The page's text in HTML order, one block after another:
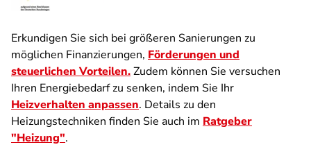
Erkundigen Sie sich bei größeren Sanierungen zu
möglichen Finanzierungen, Förderungen und
steuerlichen Vorteilen.Zudem können Sie versuchen
Ihren Energiebedarf zu senken, indem Sie Ihr
Heizverhalten anpassen. Details zu den
Heizungstechniken finden Sie auch im Ratgeber
"Heizung".